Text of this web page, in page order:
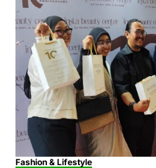
Fashion & Lifestyle